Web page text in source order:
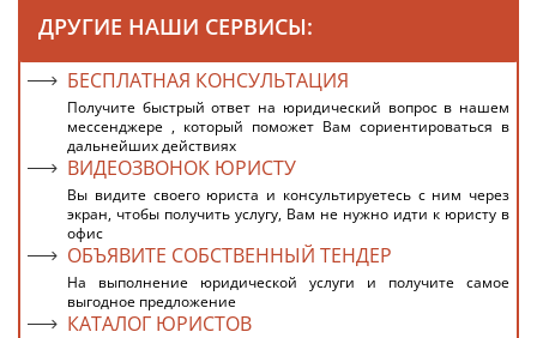
ДРУГИЕ НАШИ СЕРВИСЫ:
БЕСПЛАТНАЯ КОНСУЛЬТАЦИЯ
Получите быстрый ответ на юридический вопрос в нашем
мессенджере , который поможет Вам сориентироваться в
дальнейших действиях
ВИДЕОЗВОНОК ЮРИСТУ
Вы видите своего юриста и консультируетесь с ним через
экран, чтобы получить услугу, Вам не нужно идти к юристу в
офис
ОБЪЯВИТЕ СОБСТВЕННЫЙ ТЕНДЕР
На выполнение юридической услуги и получите самое
выгодное предложение
КАТАЛОГ ЮРИСТОВ